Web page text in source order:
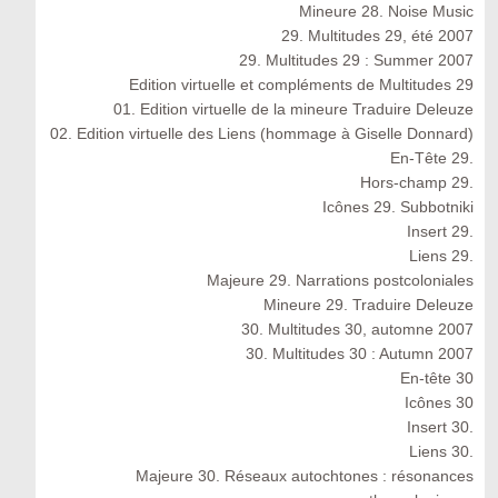
Mineure 28. Noise Music
29. Multitudes 29, été 2007
29. Multitudes 29 : Summer 2007
Edition virtuelle et compléments de Multitudes 29
01. Edition virtuelle de la mineure Traduire Deleuze
02. Edition virtuelle des Liens (hommage à Giselle Donnard)
En-Tête 29.
Hors-champ 29.
Icônes 29. Subbotniki
Insert 29.
Liens 29.
Majeure 29. Narrations postcoloniales
Mineure 29. Traduire Deleuze
30. Multitudes 30, automne 2007
30. Multitudes 30 : Autumn 2007
En-tête 30
Icônes 30
Insert 30.
Liens 30.
Majeure 30. Réseaux autochtones : résonances